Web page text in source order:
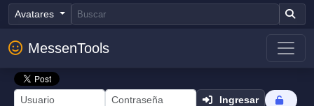
Avatares
MessenTools
Ingresar